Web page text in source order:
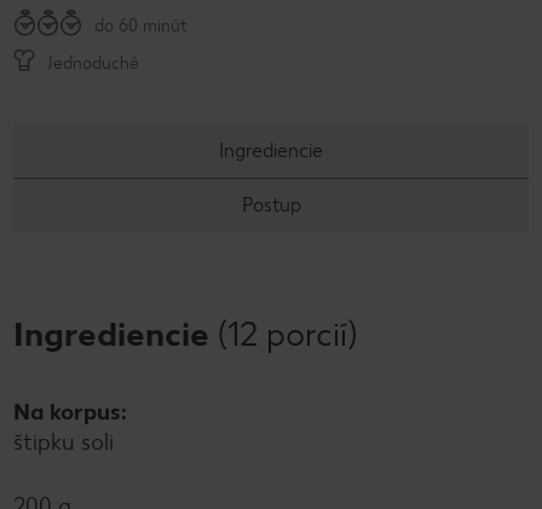
do 60 minút
Jednoduché
Ingrediencie
Postup
Ingrediencie (12 porcií)
Na korpus:
štipku soli